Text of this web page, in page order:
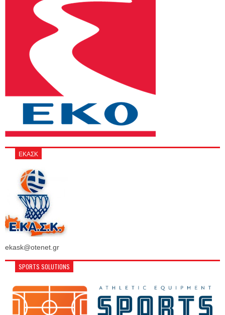
ΕΚΑΣΚ
ekask@otenet.gr
SPORTS SOLUTIONS